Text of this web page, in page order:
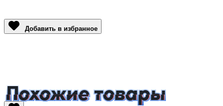
Добавить в избранное
Похожие товары